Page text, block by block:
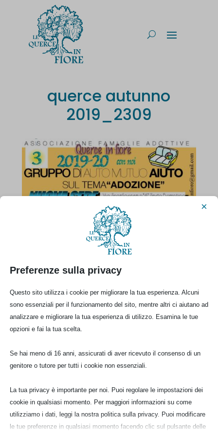
querce autunno
2019_2309
Preferenze sulla privacy
×
Questo sito utilizza i cookie per migliorare la tua esperienza. Alcuni
sono essenziali per il funzionamento del sito, mentre altri ci aiutano ad
analizzare e migliorare la tua esperienza di utilizzo. Esamina le tue
opzioni e fai la tua scelta.
Se hai meno di 16 anni, assicurati di aver ricevuto il consenso di un
genitore o tutore per tutti i cookie non essenziali.
La tua privacy è importante per noi. Puoi regolare le impostazioni dei
cookie in qualsiasi momento. Per maggiori informazioni su come
utilizziamo i dati, leggi la nostra politica sulla privacy. Puoi modificare
le tue preferenze in qualsiasi momento facendo clic sul pulsante delle